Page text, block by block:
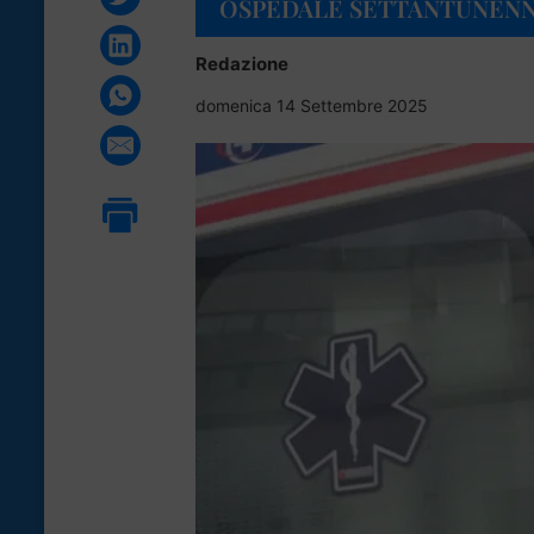
OSPEDALE
Redazione
domenica 14 Settembre 2025